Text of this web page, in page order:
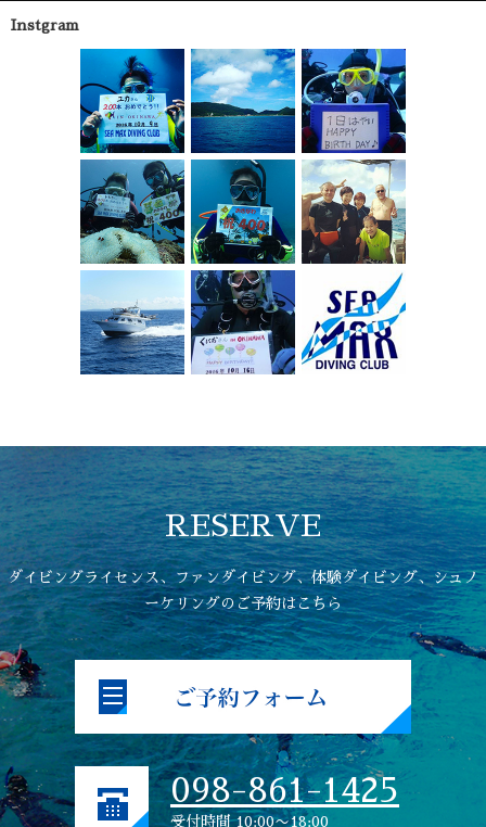
Instgram
RESERVE
ダイビングライセンス、ファンダイビング、体験ダイビング、シュノ
ーケリングのご予約はこちら
098-861-1425
受付時間 10:00〜18:00